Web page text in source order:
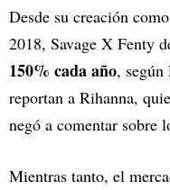
Desde su creación
2018, Savage X Fenty
150% cada año,
reportan a Rihanna,
negó a comentar sobre
Mientras tanto, el